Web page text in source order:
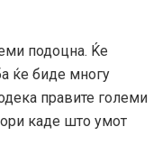
подоцна. Ќе
ќе биде многу
правите големи
каде што умот